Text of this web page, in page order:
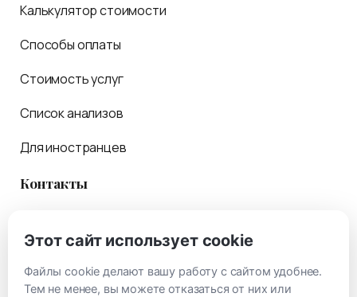
Калькулятор стоимости
Способы оплаты
Стоимость услуг
Список анализов
Для иностранцев
Контакты
Как проехать
Этот сайт использует cookie
Файлы cookie делают вашу работу с сайтом удобнее.
Тем не менее, вы можете отказаться от них или